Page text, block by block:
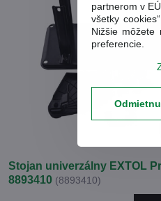
Stojan univerzálny EXTOL
8893410 (8893410)
partnerom v
všetky
Nižšie môžete
preferencie.